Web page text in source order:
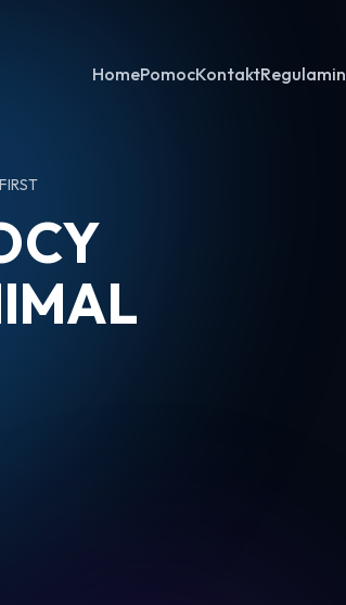
HomePomocKontaktRegulamin